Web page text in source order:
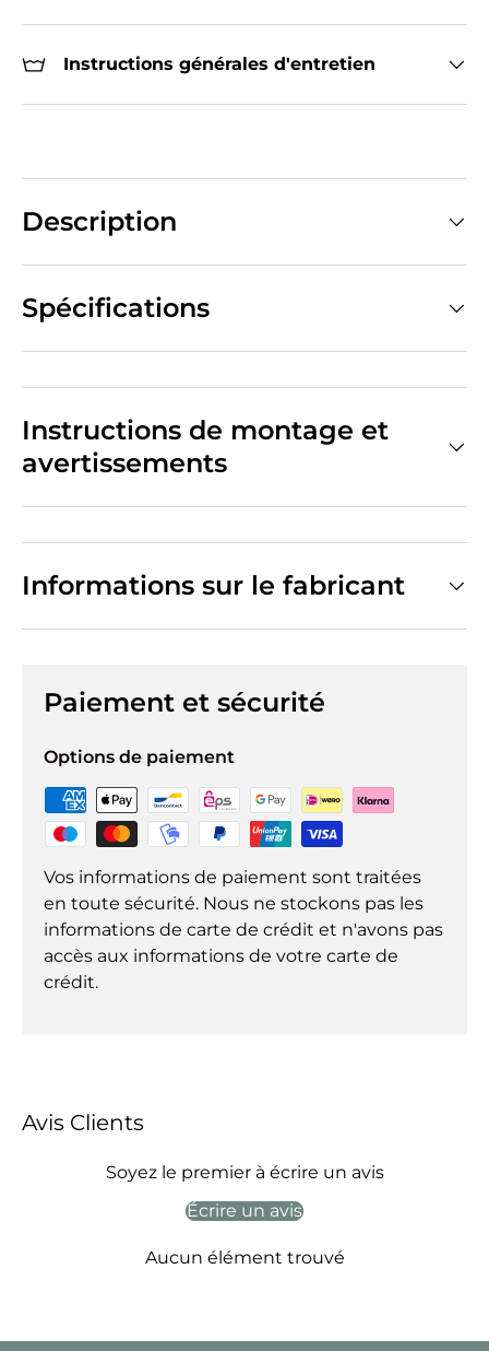
Instructions générales d'entretien
Description
Spécifications
Instructions de montage et
avertissements
Informations sur le fabricant
Paiement et sécurité
Options de paiement
Vos informations de paiement sont traitées
en toute sécurité. Nous ne stockons pas les
informations de carte de crédit et n'avons pas
accès aux informations de votre carte de
crédit.
Avis Clients
Soyez le premier à écrire un avis
Écrire un avis
Aucun élément trouvé